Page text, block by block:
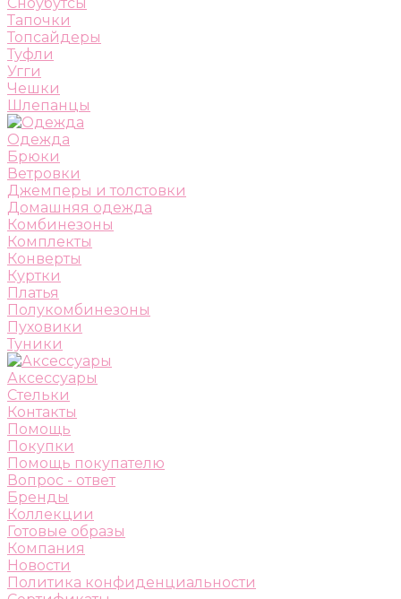
Тапочки
Топсайдеры
Туфли
Угги
Чешки
Шлепанцы
Одежда
Брюки
Ветровки
Джемперы и толстовки
Домашняя одежда
Комбинезоны
Комплекты
Конверты
Куртки
Платья
Полукомбинезоны
Пуховики
Туники
Аксессуары
Стельки
Контакты
Помощь
Покупки
Помощь покупателю
Вопрос - ответ
Бренды
Коллекции
Готовые образы
Компания
Новости
Политика конфиденциальности